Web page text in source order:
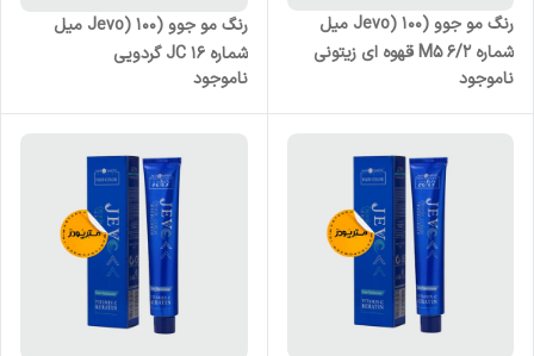
رنگ مو جوو (Jevo) 100 میل
شماره M5 6/2 قهوه ای زیتونی
روشن
ناموجود
رنگ مو جوو (Jevo) 100 میل
شماره JC 16 گردویی
ناموجود